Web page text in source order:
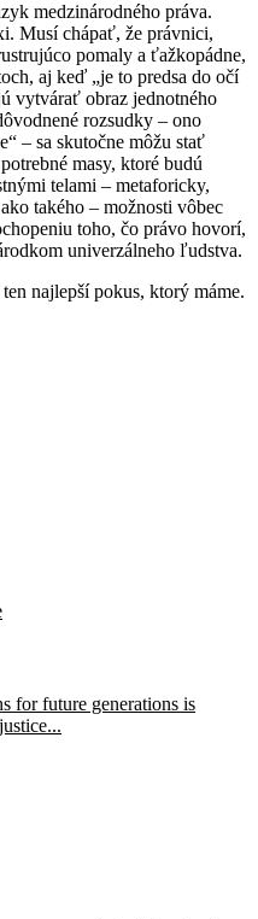
medzinárodného práva.
Musí chápať, že právnici,
pomaly a ťažkopádne,
aj keď „je to predsa do očí
vytvárať obraz jednotného
rozsudky – ono
– sa skutočne môžu stať
masy, ktoré budú
telami – metaforicky,
takého – možnosti vôbec
toho, čo právo hovorí,
univerzálneho ľudstva.
najlepší pokus, ktorý máme.
for future generations is